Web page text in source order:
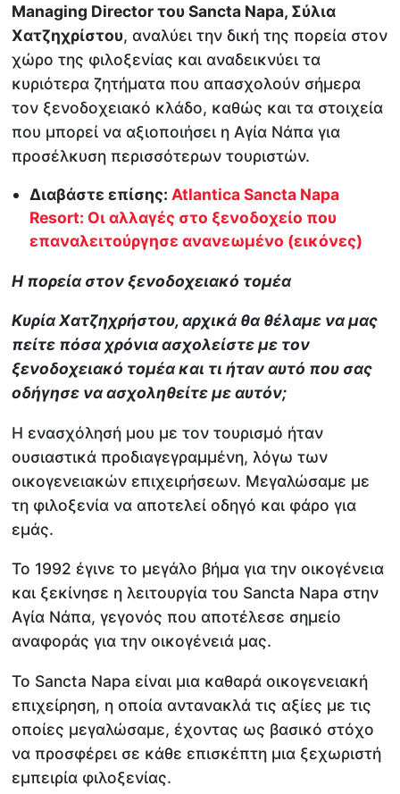
Managing Director του Sancta Napa, Σύλια
Χατζηχρίστου, αναλύει την δική της πορεία στον
χώρο της φιλοξενίας και αναδεικνύει τα
κυριότερα ζητήματα που απασχολούν σήμερα
τον ξενοδοχειακό κλάδο, καθώς και τα στοιχεία
που μπορεί να αξιοποιήσει η Αγία Νάπα για
προσέλκυση περισσότερων τουριστών.
Διαβάστε επίσης: Atlantica Sancta Napa
Resort: Οι αλλαγές στο ξενοδοχείο που
επαναλειτούργησε ανανεωμένο (εικόνες)
Η πορεία στον ξενοδοχειακό τομέα
Κυρία Χατζηχρήστου, αρχικά θα θέλαμε να μας
πείτε πόσα χρόνια ασχολείστε με τον
ξενοδοχειακό τομέα και τι ήταν αυτό που σας
οδήγησε να ασχοληθείτε με αυτόν;
Η ενασχόλησή μου με τον τουρισμό ήταν
ουσιαστικά προδιαγεγραμμένη, λόγω των
οικογενειακών επιχειρήσεων. Μεγαλώσαμε με
τη φιλοξενία να αποτελεί οδηγό και φάρο για
εμάς.
Το 1992 έγινε το μεγάλο βήμα για την οικογένεια
και ξεκίνησε η λειτουργία του Sancta Napa στην
Αγία Νάπα, γεγονός που αποτέλεσε σημείο
αναφοράς για την οικογένειά μας.
Το Sancta Napa είναι μια καθαρά οικογενειακή
επιχείρηση, η οποία αντανακλά τις αξίες με τις
οποίες μεγαλώσαμε, έχοντας ως βασικό στόχο
να προσφέρει σε κάθε επισκέπτη μια ξεχωριστή
εμπειρία φιλοξενίας.